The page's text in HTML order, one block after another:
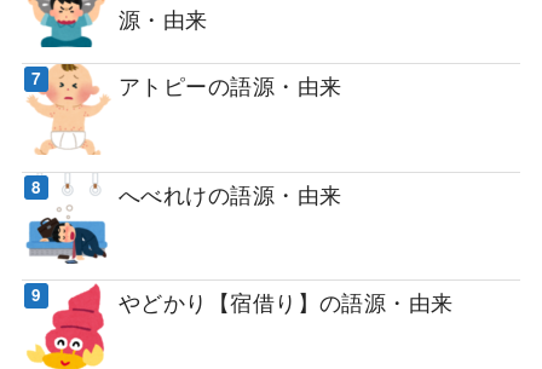
源・由来
アトピーの語源・由来
へべれけの語源・由来
やどかり【宿借り】の語源・由来